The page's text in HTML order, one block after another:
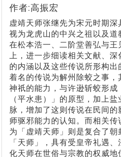
作者:高振宏
虚靖天师张继先为宋元时期
视为龙虎山的中兴之祖以及
在松本浩一、二阶堂善弘与王
上，进一步细读相关文献、
的内涵以及这些传说所形构
着名的传说为解州除蛟之事
神祇的能力，与许逊斩蛟形
（平水患）」的原型，加上
脉，增加了这则传说在民间
师驱邪能力的认知。而相关
为「虚靖天师」则是复合了
「天师」，具有受皇帝礼遇
化天师在世俗与宗教的权威